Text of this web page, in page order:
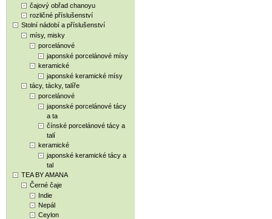
čajový obřad chanoyu
rozličné příslušenství
Stolní nádobí a příslušenství
mísy, misky
porcelánové
japonské porcelánové mísy
keramické
japonské keramické mísy
tácy, tácky, talíře
porcelánové
japonské porcelánové tácy
a ta
čínské porcelánové tácy a
talí
keramické
japonské keramické tácy a
tal
TEA BY AMANA
Černé čaje
Indie
Nepál
Ceylon